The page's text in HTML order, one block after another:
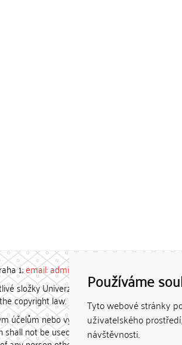
Používáme
Tyto webové stránky
uživatelského
návštěvnosti.
1;email: admin-repozitar [at] cuni.cz
složky Univerzity Karlovy. / Each
copyright law.
účelům nebo vydávány za studijní, vědeckou
not be used for any commercial purposes